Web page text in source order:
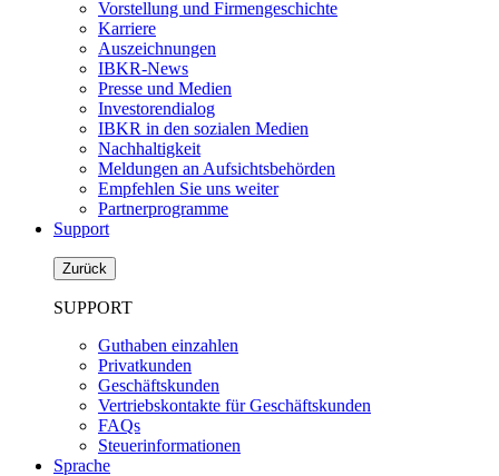
Vorstellung und Firmengeschichte
Karriere
Auszeichnungen
IBKR-News
Presse und Medien
Investorendialog
IBKR in den sozialen Medien
Nachhaltigkeit
Meldungen an Aufsichtsbehörden
Empfehlen Sie uns weiter
Partnerprogramme
Support
Zurück
SUPPORT
Guthaben einzahlen
Privatkunden
Geschäftskunden
Vertriebskontakte für Geschäftskunden
FAQs
Steuerinformationen
Sprache